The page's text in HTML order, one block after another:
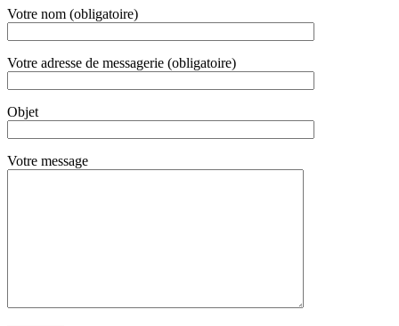
Votre nom (obligatoire)
Votre adresse de messagerie (obligatoire)
Objet
Votre message